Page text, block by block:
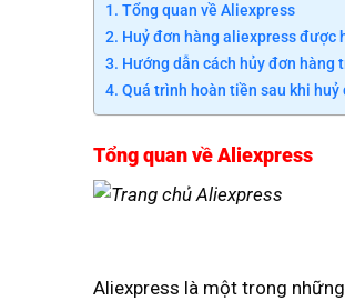
Tổng quan về Aliexpress
Huỷ đơn hàng aliexpress được
Hướng dẫn cách hủy đơn hàng
Quá trình hoàn tiền sau khi
Tổng quan về Aliexpress
Aliexpress là một trong